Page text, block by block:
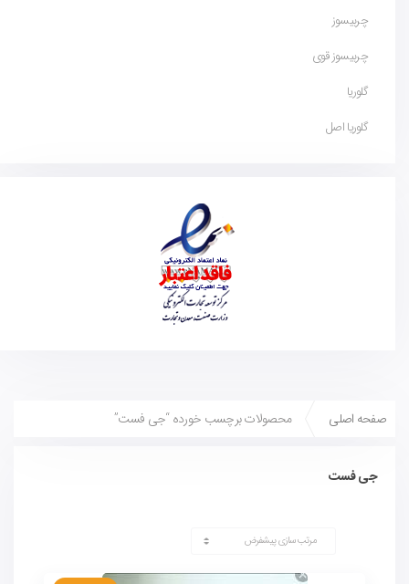
چربیسوز
چربیسوز قوی
گلوریا
گلوریا اصل
صفحه اصلی محصولات برچسب خورده “جی فست”
جی فست